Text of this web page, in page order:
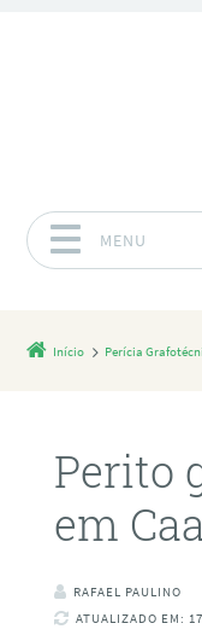
MENU
Início Perícia
Perito
em
RAFAEL PAULINO
ATUALIZADO EM: